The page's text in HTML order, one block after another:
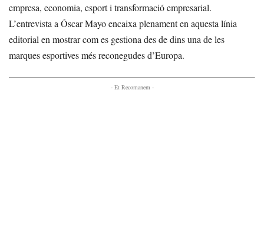
empresa, economia, esport i transformació empresarial.
L’entrevista a Óscar Mayo encaixa plenament en aquesta línia
editorial en mostrar com es gestiona des de dins una de les
marques esportives més reconegudes d’Europa.
- Et Recomanem -